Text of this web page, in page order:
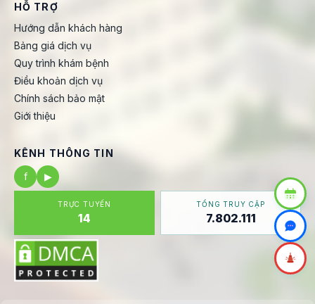
HỖ TRỢ
Hướng dẫn khách hàng
Bảng giá dịch vụ
Quy trình khám bệnh
Điều khoản dịch vụ
Chính sách bảo mật
Giới thiệu
KÊNH THÔNG TIN
f
▶
TRỰC TUYẾN
14
TỔNG TRUY CẬP
7.802.111